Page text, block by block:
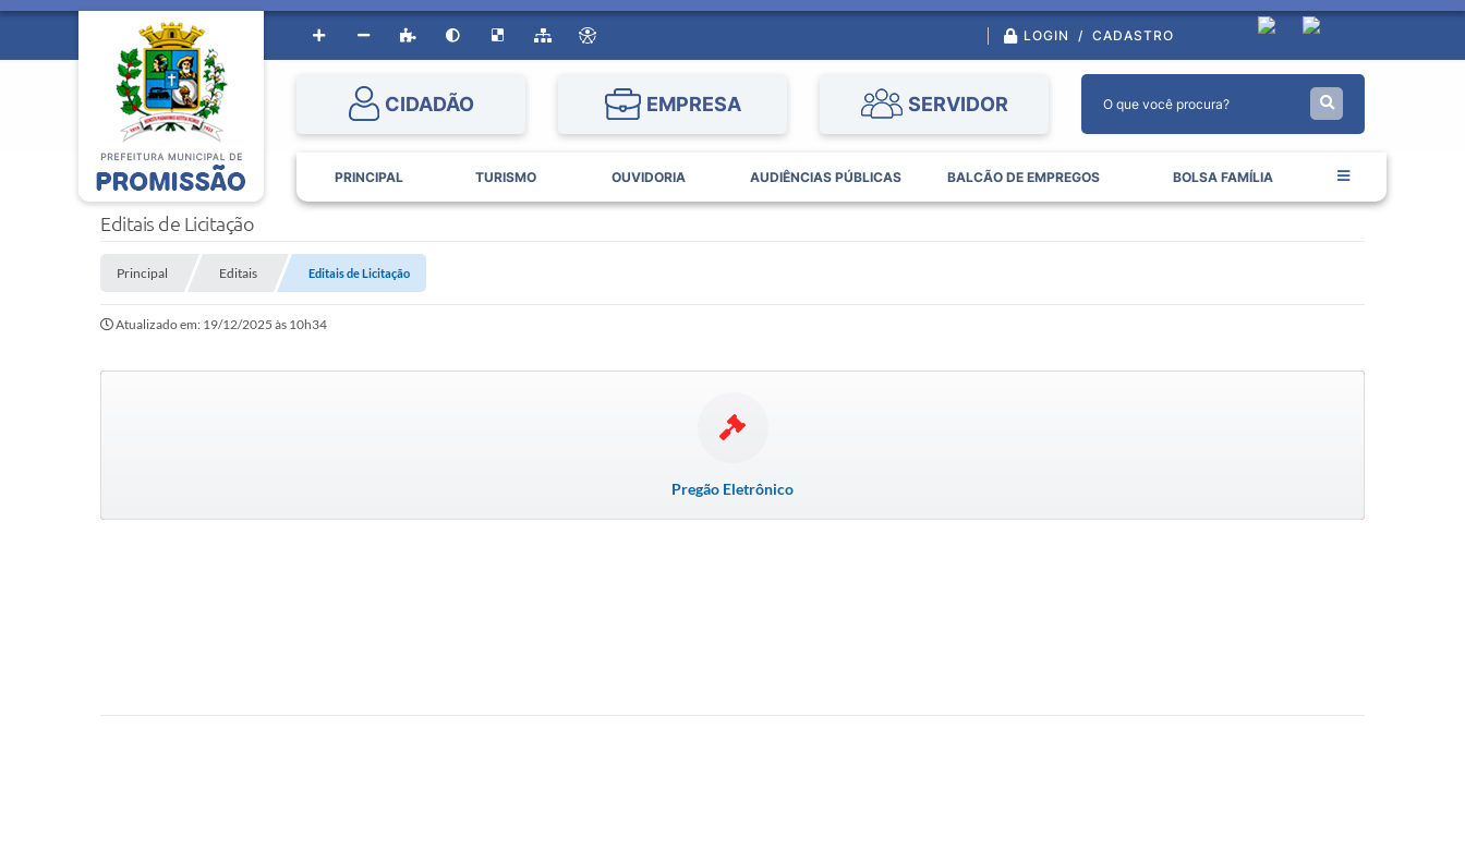
LOGIN / CADASTRO
CIDADÃO EMPRESA SERVIDOR
PRINCIPAL TURISMO OUVIDORIA AUDIÊNCIAS PÚBLICAS BALCÃO DE EMPREGOS BOLSA FAMÍLIA
Editais de Licitação
Principal Editais Editais de Licitação
Atualizado em: 19/12/2025 às 10h34
Pregão Eletrônico